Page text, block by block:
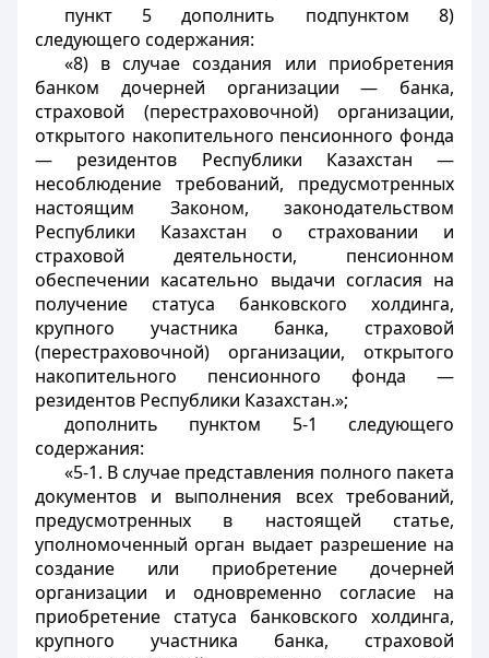
пункт 5 дополнить подпунктом 8)
следующего содержания:
«8) в случае создания или приобретения
банком дочерней организации — банка,
страховой (перестраховочной) организации,
открытого накопительного пенсионного фонда
— резидентов Республики Казахстан —
несоблюдение требований, предусмотренных
настоящим Законом, законодательством
Республики Казахстан о страховании и
страховой деятельности, пенсионном
обеспечении касательно выдачи согласия на
получение статуса банковского холдинга,
крупного участника банка, страховой
(перестраховочной) организации, открытого
накопительного пенсионного фонда —
резидентов Республики Казахстан.»;
дополнить пунктом 5-1 следующего
содержания:
«5-1. В случае представления полного пакета
документов и выполнения всех требований,
предусмотренных в настоящей статье,
уполномоченный орган выдает разрешение на
создание или приобретение дочерней
организации и одновременно согласие на
приобретение статуса банковского холдинга,
крупного участника банка, страховой